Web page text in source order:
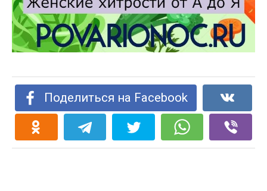
Поделиться на Facebook